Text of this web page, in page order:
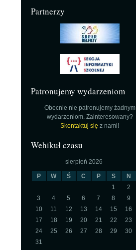
Partnerzy
Patronujemy wydarzeniom
Obecnie nie patronujemy żadnym
wydarzeniom. Zainteresowany?
Skontaktuj się z nami!
Wehikuł czasu
sierpień 2026
P W Ś C P S
N
1
2
3
4 5 6 7 8
9
10
11 12 13 14 15
16
17
18 19 20 21 22
23
24
25 26 27 28 29
30
31